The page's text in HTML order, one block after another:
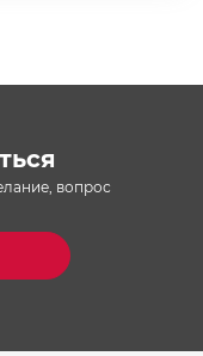
вопрос